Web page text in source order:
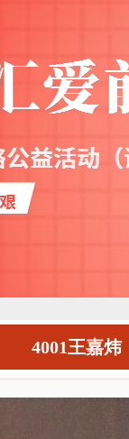
4001王嘉炜